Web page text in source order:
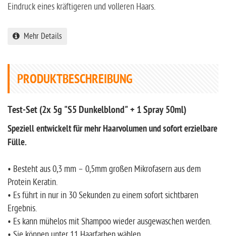
Eindruck eines kräftigeren und volleren Haars.
Mehr Details
PRODUKTBESCHREIBUNG
Test-Set (2x 5g "S5 Dunkelblond" + 1 Spray 50ml)
Speziell entwickelt für mehr Haarvolumen und sofort erzielbare
Fülle.
• Besteht aus 0,3 mm – 0,5mm großen Mikrofasern aus dem
Protein Keratin.
• Es führt in nur in 30 Sekunden zu einem sofort sichtbaren
Ergebnis.
• Es kann mühelos mit Shampoo wieder ausgewaschen werden.